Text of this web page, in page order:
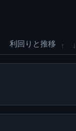
利回りと推移 ↑ ↓